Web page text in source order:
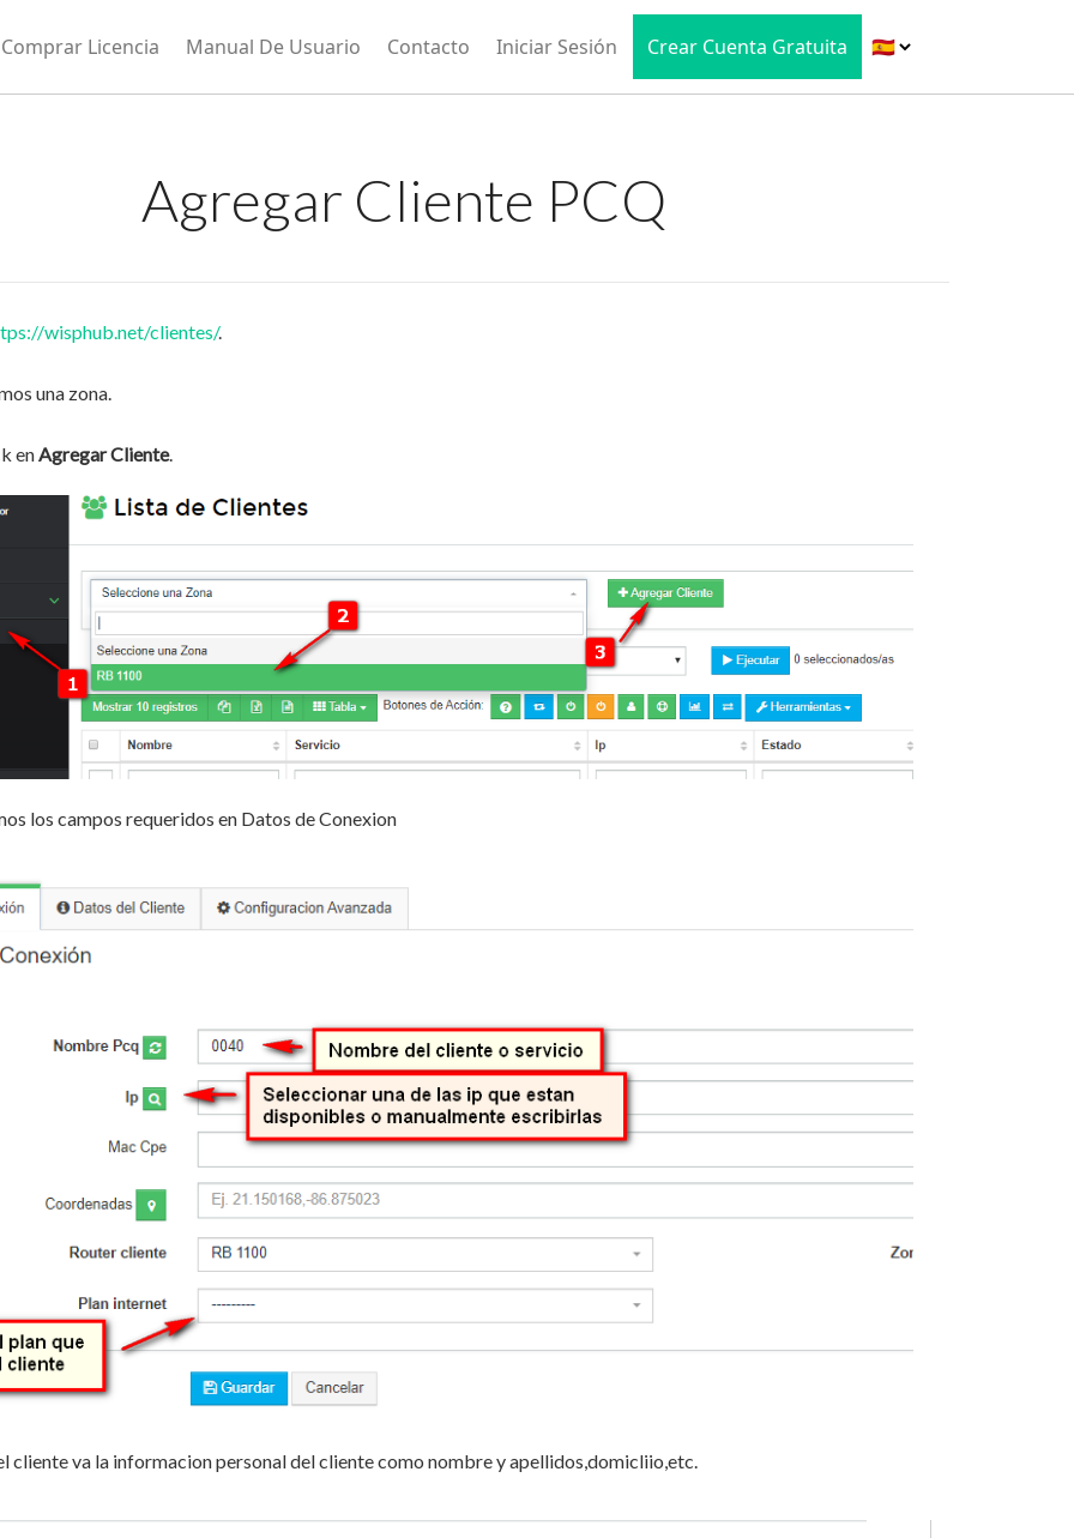
Comprar Licencia Manual De Usuario Contacto Iniciar Sesión Crear Cuenta Gratuita
Agregar Cliente PCQ
wisphub.net/clientes/.
una zona.
enAgregar Cliente.
los campos requeridos en Datos de Conexion
cliente va la informacion personal del cliente como nombre y apellidos,domicliio,etc.